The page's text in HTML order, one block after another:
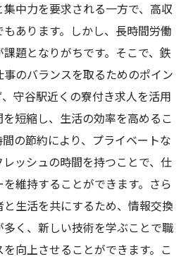
中力を要求される一方で、高収
あります。しかし、長時間労働
題となりがちです。そこで、鉄
のバランスを取るためのポイン
守谷駅近くの寮付き求人を活用
短縮し、生活の効率を高めるこ
の節約により、プライベートな
ッシュの時間を持つことで、仕
維持することができます。さら
生活を共にするため、情報交換
く、新しい技術を学ぶことで職
向上させることができます。こ